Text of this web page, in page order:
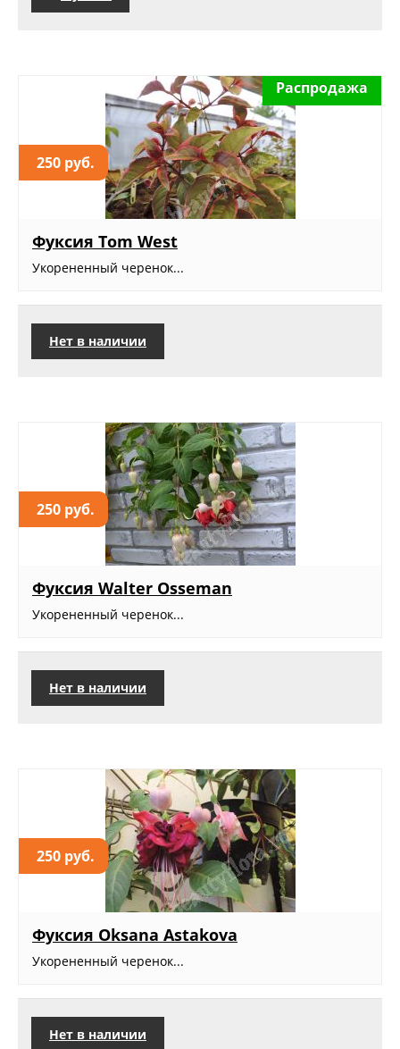
250 руб.
Распродажа
Фуксия Tom West
Укорененный черенок...
Нет в наличии
250 руб.
Фуксия Walter Osseman
Укорененный черенок...
Нет в наличии
250 руб.
Фуксия Oksana Astakova
Укорененный черенок...
Нет в наличии